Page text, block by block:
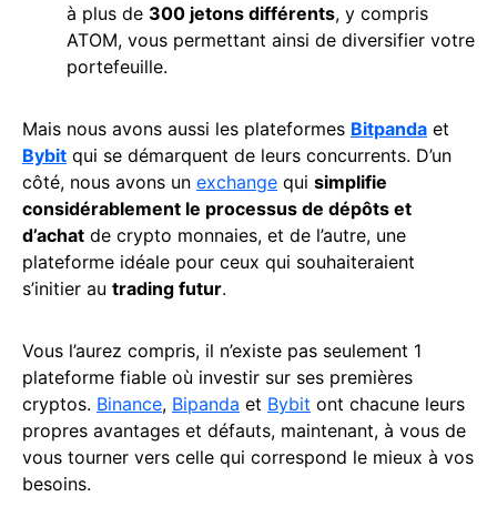
à plus de 300 jetons différents, y compris
ATOM, vous permettant ainsi de diversifier votre
portefeuille.
Mais nous avons aussi les plateformes Bitpanda et
Bybit qui se démarquent de leurs concurrents. D’un
côté, nous avons un exchange qui simplifie
considérablement le processus de dépôts et
d’achat de crypto monnaies, et de l’autre, une
plateforme idéale pour ceux qui souhaiteraient
s’initier au trading futur.
Vous l’aurez compris, il n’existe pas seulement 1
plateforme fiable où investir sur ses premières
cryptos. Binance, Bipanda et Bybit ont chacune leurs
propres avantages et défauts, maintenant, à vous de
vous tourner vers celle qui correspond le mieux à vos
besoins.